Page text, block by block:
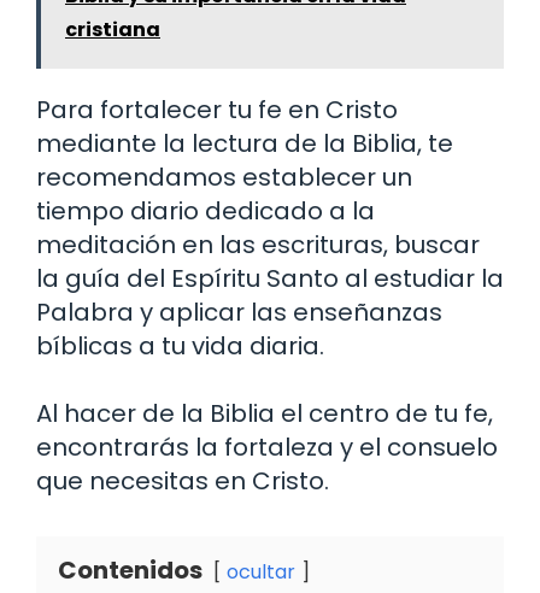
cristiana
Para fortalecer tu fe en Cristo
mediante la lectura de la Biblia, te
recomendamos establecer un
tiempo diario dedicado a la
meditación en las escrituras, buscar
la guía del Espíritu Santo al estudiar la
Palabra y aplicar las enseñanzas
bíblicas a tu vida diaria.
Al hacer de la Biblia el centro de tu fe,
encontrarás la fortaleza y el consuelo
que necesitas en Cristo.
Contenidos ocultar